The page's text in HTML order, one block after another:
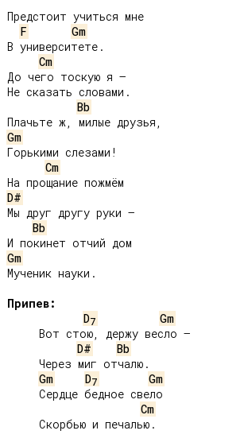
Предстоит учиться мне
F
Gm
В университете.
Cm
До чего тоскую я –
Не сказать словами.
Bb
Gm
Горькими слезами!
Cm
D#
Мы друг другу руки –
Bb
Gm
Мученик науки.
Припев:
D7
Gm
D#
Bb
Gm
D7
Gm
Cm